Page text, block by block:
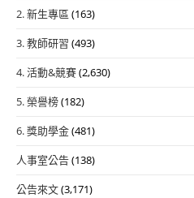
2. 新生專區 (163)
3. 教師研習 (493)
4. 活動&競賽(2,630)
5. 榮譽榜(182)
6. 獎助學金(481)
人事室公告(138)
公告來文(3,171)